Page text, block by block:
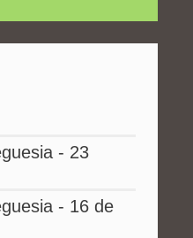
- 23
- 16 de